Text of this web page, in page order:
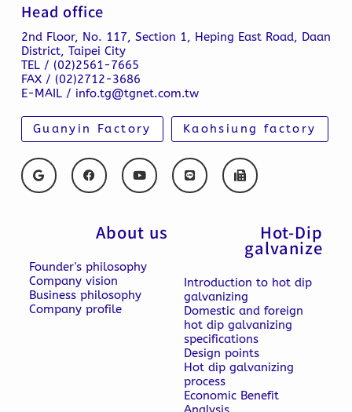
Head office
2nd Floor, No. 117, Section 1, Heping East Road, Daan
District, Taipei City
TEL / (02)2561-7665
FAX / (02)2712-3686
E-MAIL / info.tg@tgnet.com.tw
Guanyin Factory Kaohsiung factory
About us
Founder's philosophy
Company vision
Business philosophy
Company profile
Hot-Dip
galvanize
Introduction to hot dip
galvanizing
Domestic and foreign
hot dip galvanizing
specifications
Design points
Hot dip galvanizing
process
Economic Benefit